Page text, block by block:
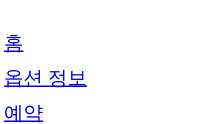
홈
옵션 정보
예약